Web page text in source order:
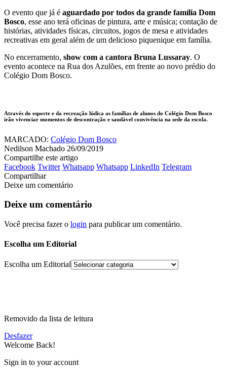
O evento que já é aguardado por todos da grande família Dom
Bosco, esse ano terá oficinas de pintura, arte e música; contação de
histórias, atividades físicas, circuitos, jogos de mesa e atividades
recreativas em geral além de um delicioso piquenique em família.
No encerramento, show com a cantora Bruna Lussaray. O
evento acontece na Rua dos Azulões, em frente ao novo prédio do
Colégio Dom Bosco.
Através do esporte e da recreação lúdica as famílias de alunos do Colégio Dom Bosco
irão vivenciar momentos de descontração e saudável convivência na sede da escola.
MARCADO: Colégio Dom Bosco
Nedilson Machado 26/09/2019
Compartilhe este artigo
Facebook Twitter Whatsapp Whatsapp LinkedIn Telegram
Compartilhar
Deixe um comentário
Deixe um comentário
Você precisa fazer o login para publicar um comentário.
Escolha um Editorial
Escolha um Editorial
Removido da lista de leitura
Desfazer
Welcome Back!
Sign in to your account